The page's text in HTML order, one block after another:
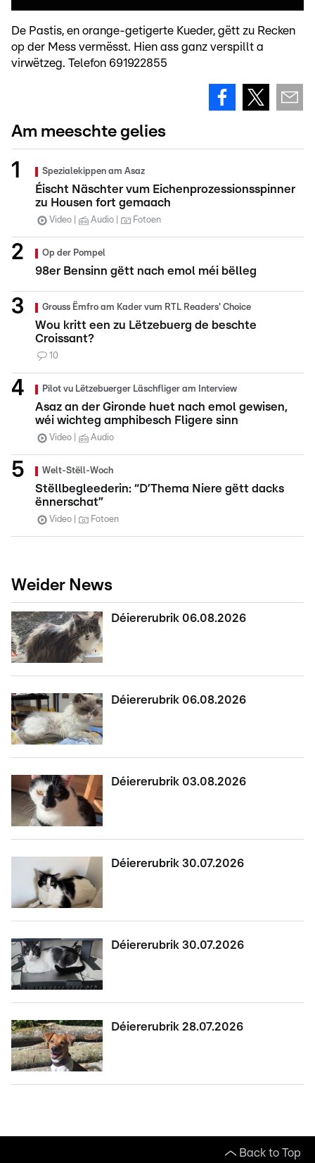
De Pastis, en orange-getigerte Kueder, gëtt zu Recken
op der Mess vermësst. Hien ass ganz verspillt a
virwëtzeg. Telefon 691922855
Am meeschte gelies
Spezialekippen am Asaz
Éischt Näschter vum Eichenprozessionsspinner
zu Housen fort gemaach
Video Audio Fotoen
Op der Pompel
98er Bensinn gëtt nach emol méi bëlleg
Grouss Ëmfro am Kader vum RTL Readers' Choice
Wou kritt een zu Lëtzebuerg de beschte
Croissant?
10
Pilot vu Lëtzebuerger Läschfliger am Interview
Asaz an der Gironde huet nach emol gewisen,
wéi wichteg amphibesch Fligere sinn
Video Audio
Welt-Stëll-Woch
Stëllbegleederin: “D’Thema Niere gëtt dacks
ënnerschat”
Video Fotoen
Weider News
Déiererubrik 06.08.2026
Déiererubrik 06.08.2026
Déiererubrik 03.08.2026
Déiererubrik 30.07.2026
Déiererubrik 30.07.2026
Déiererubrik 28.07.2026
Back to Top